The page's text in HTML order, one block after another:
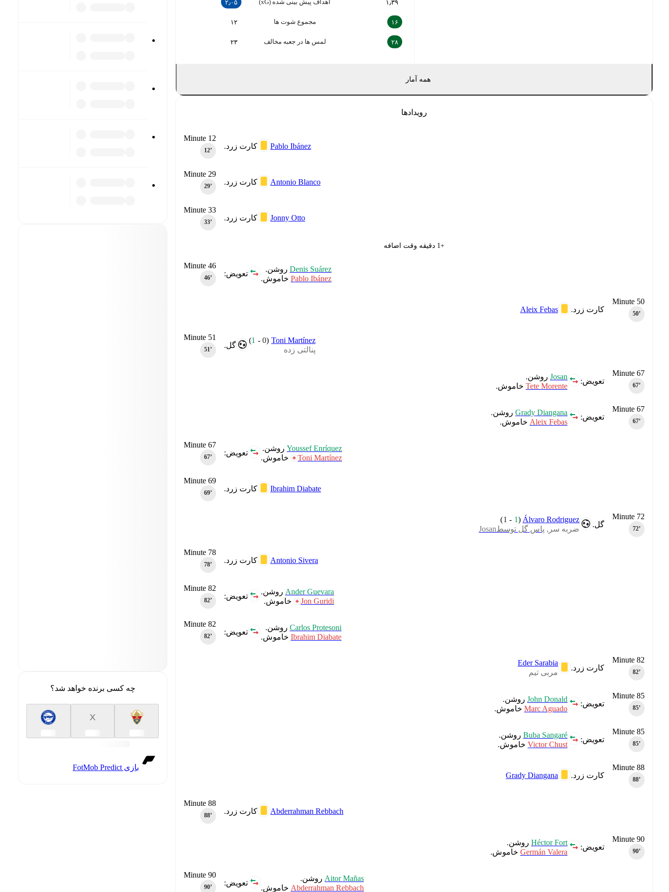
اهداف پیش بینی شده (xG) ۱٫۳۹ ۲٫۰۵
مجموع شوت ها ۱۶ ۱۲
لمس ها در جعبه مخالف ۲۸ ۲۳
همه آمار
رویدادها
Minute 12
12‎’‎ کارت زرد. Pablo Ibánez
Minute 29
29‎’‎ کارت زرد. Antonio Blanco
Minute 33
33‎’‎ کارت زرد. Jonny Otto
+1 دقیقه وقت اضافه
Minute 46
46‎’‎ تعویض:
Denis Suárez روشن.
Pablo Ibánez خاموش.
کارت زرد. Aleix Febas
Minute 50
50‎’‎
Minute 51
51‎’‎ گل.
Toni Martínez
(
0
-
1
)
پنالتی زده
تعویض:
Josan روشن.
Tete Morente خاموش.
Minute 67
67‎’‎
تعویض:
Grady Diangana روشن.
Aleix Febas خاموش.
Minute 67
67‎’‎
Minute 67
67‎’‎ تعویض:
Youssef Enríquez روشن.
Toni Martínez
خاموش.
Minute 69
69‎’‎ کارت زرد. Ibrahim Diabate
گل.
Álvaro Rodriguez
(
1
-
1
)
ضربه سر, پاس گل توسطJosan
Minute 72
72‎’‎
Minute 78
78‎’‎ کارت زرد. Antonio Sivera
Minute 82
82‎’‎ تعویض:
Ander Guevara روشن.
Jon Guridi
خاموش.
Minute 82
82‎’‎ تعویض:
Carlos Protesoni روشن.
Ibrahim Diabate خاموش.
کارت زرد.
Eder Sarabia
مربی تیم
Minute 82
82‎’‎
تعویض:
John Donald روشن.
Marc Aguado خاموش.
Minute 85
85‎’‎
تعویض:
Buba Sangaré روشن.
Victor Chust خاموش.
Minute 85
85‎’‎
کارت زرد. Grady Diangana
Minute 88
88‎’‎
Minute 88
88‎’‎ کارت زرد. Abderrahman Rebbach
تعویض:
Héctor Fort روشن.
Germán Valera خاموش.
Minute 90
90‎’‎
Minute 90
90‎’‎ تعویض:
Aitor Mañas روشن.
Abderrahman Rebbach خاموش.
چه کسی برنده خواهد شد؟
X
بازی FotMob Predict